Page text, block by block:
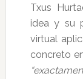
Txus
idea y su
virtual
concreto